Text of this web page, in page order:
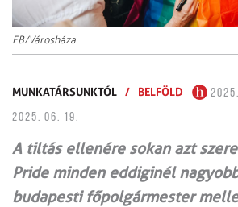
FB/Városháza
MUNKATÁRSUNKTÓL / BELFÖLD
2025. 06. 19.
A tiltás ellenére sokan azt
Pride minden eddiginél
budapesti főpolgármester